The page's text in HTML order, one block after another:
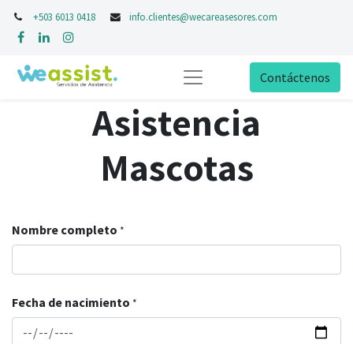
+503 6013 0418 info.clientes@wecareasesores.com
Contáctenos
Asistencia
Mascotas
Nombre completo *
Fecha de nacimiento *